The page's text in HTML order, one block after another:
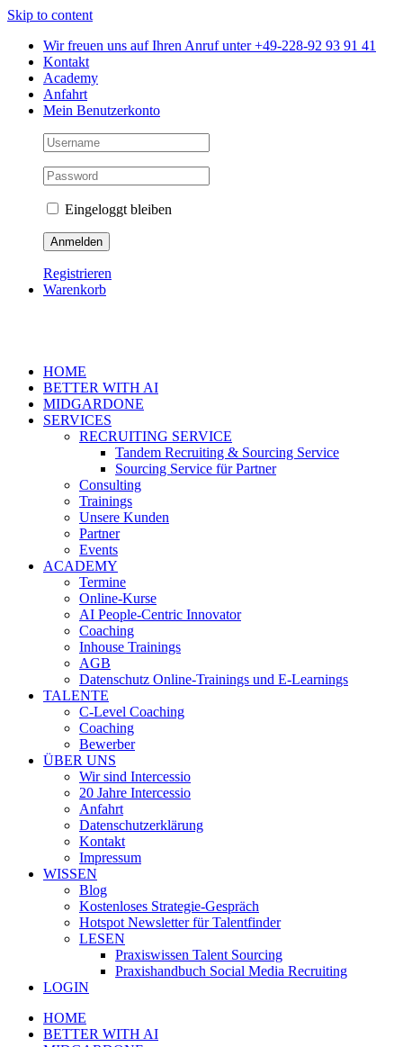
Skip to content
Wir freuen uns auf Ihren Anruf unter +49-228-92 93 91 41
Kontakt
Academy
Anfahrt
Mein Benutzerkonto
Eingeloggt bleiben
Registrieren
Warenkorb
HOME
BETTER WITH AI
MIDGARDONE
SERVICES
RECRUITING SERVICE
Tandem Recruiting & Sourcing Service
Sourcing Service für Partner
Consulting
Trainings
Unsere Kunden
Partner
Events
ACADEMY
Termine
Online-Kurse
AI People-Centric Innovator
Coaching
Inhouse Trainings
AGB
Datenschutz Online-Trainings und E-Learnings
TALENTE
C-Level Coaching
Coaching
Bewerber
ÜBER UNS
Wir sind Intercessio
20 Jahre Intercessio
Anfahrt
Datenschutzerklärung
Kontakt
Impressum
WISSEN
Blog
Kostenloses Strategie-Gespräch
Hotspot Newsletter für Talentfinder
LESEN
Praxiswissen Talent Sourcing
Praxishandbuch Social Media Recruiting
LOGIN
HOME
BETTER WITH AI